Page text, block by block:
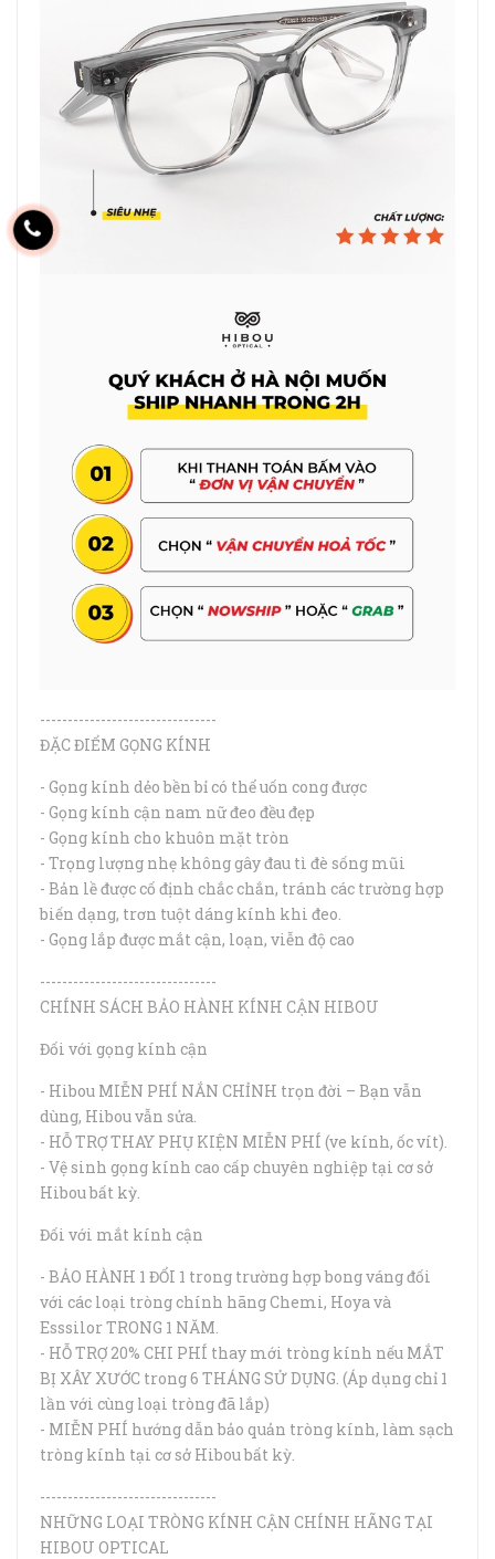
--------------------------------
ĐẶC ĐIỂM GỌNG KÍNH
- Gọng kính dẻo bền bỉ có thể uốn cong được
- Gọng kính cận nam nữ đeo đều đẹp
- Gọng kính cho khuôn mặt tròn
- Trọng lượng nhẹ không gây đau tì đè sống mũi
- Bản lề được cố định chắc chắn, tránh các trường hợp
biến dạng, trơn tuột dáng kính khi đeo.
- Gọng lắp được mắt cận, loạn, viễn độ cao
--------------------------------
CHÍNH SÁCH BẢO HÀNH KÍNH CẬN HIBOU
Đối với gọng kính cận
- Hibou MIỄN PHÍ NẮN CHỈNH trọn đời – Bạn vẫn
dùng, Hibou vẫn sửa.
- HỖ TRỢ THAY PHỤ KIỆN MIỄN PHÍ (ve kính, ốc vít).
- Vệ sinh gọng kính cao cấp chuyên nghiệp tại cơ sở
Hibou bất kỳ.
Đối với mắt kính cận
- BẢO HÀNH 1 ĐỔI 1 trong trường hợp bong váng đối
với các loại tròng chính hãng Chemi, Hoya và
Esssilor TRONG 1 NĂM.
- HỖ TRỢ 20% CHI PHÍ thay mới tròng kính nếu MẮT
BỊ XÂY XƯỚC trong 6 THÁNG SỬ DỤNG. (Áp dụng chỉ 1
lần với cùng loại tròng đã lắp)
- MIỄN PHÍ hướng dẫn bảo quản tròng kính, làm sạch
tròng kính tại cơ sở Hibou bất kỳ.
--------------------------------
NHỮNG LOẠI TRÒNG KÍNH CẬN CHÍNH HÃNG TẠI
HIBOU OPTICAL